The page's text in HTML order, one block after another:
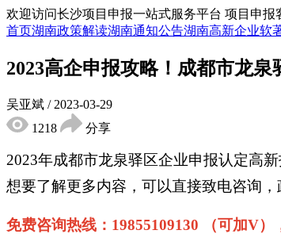
欢迎访问长沙项目申报一站式服务平台 项目申报
首页湖南政策解读湖南通知公告湖南高新企业软
2023高企申报攻略！成都市龙
吴亚斌 / 2023-03-29
1218
分享
2023年成都市龙泉驿区企业申报认定高
想要了解更多内容，可以直接致电咨询，
免费咨询热线： 19855109130 （可加V